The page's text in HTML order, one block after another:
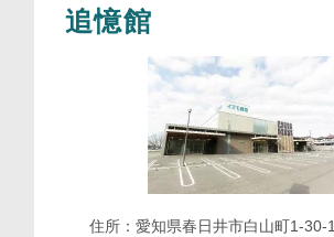
追憶館
住所： 愛知県春日井市白山町1-30-1